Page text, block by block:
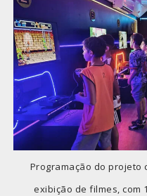
Programação do projeto
exibição de filmes, com